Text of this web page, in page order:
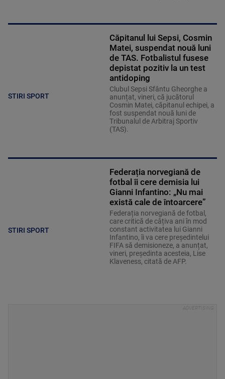
STIRI SPORT
Căpitanul lui Sepsi, Cosmin
Matei, suspendat nouă luni
de TAS. Fotbalistul fusese
depistat pozitiv la un test
antidoping
Clubul Sepsi Sfântu Gheorghe a
anunțat, vineri, că jucătorul
Cosmin Matei, căpitanul echipei, a
fost suspendat nouă luni de
Tribunalul de Arbitraj Sportiv
(TAS).
STIRI SPORT
Federația norvegiană de
fotbal îi cere demisia lui
Gianni Infantino: „Nu mai
există cale de întoarcere”
Federația norvegiană de fotbal,
care critică de câțiva ani în mod
constant activitatea lui Gianni
Infantino, îi va cere președintelui
FIFA să demisioneze, a anunțat,
vineri, președinta acesteia, Lise
Klaveness, citată de AFP.